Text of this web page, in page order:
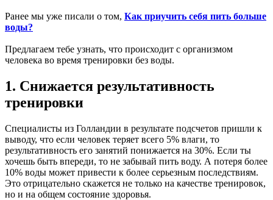
Ранее мы уже писали о том, Как приучить себя пить больше
воды?
Предлагаем тебе узнать, что происходит с организмом
человека во время тренировки без воды.
1. Снижается результативность
тренировки
Специалисты из Голландии в результате подсчетов пришли к
выводу, что если человек теряет всего 5% влаги, то
результативность его занятий понижается на 30%. Если ты
хочешь быть впереди, то не забывай пить воду. А потеря более
10% воды может привести к более серьезным последствиям.
Это отрицательно скажется не только на качестве тренировок,
но и на общем состояние здоровья.